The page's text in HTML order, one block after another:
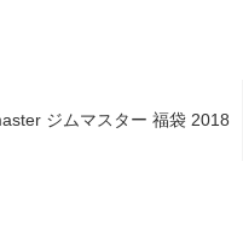
ジムマスター 福袋 2018